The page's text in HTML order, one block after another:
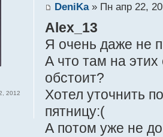
DeniKa» Пн апр 22,
Alex_13
Я очень даже не
А что там на
обстоит?
Хотел уточнить
пятницу:(
А потом уже не
2012